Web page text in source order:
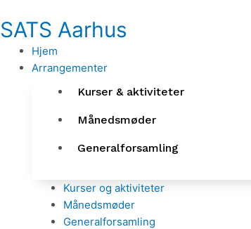
til
indholdet
SATS Aarhus
Hjem
Arrangementer
Kurser & aktiviteter
Månedsmøder
Generalforsamling
Kurser og aktiviteter
Månedsmøder
Generalforsamling